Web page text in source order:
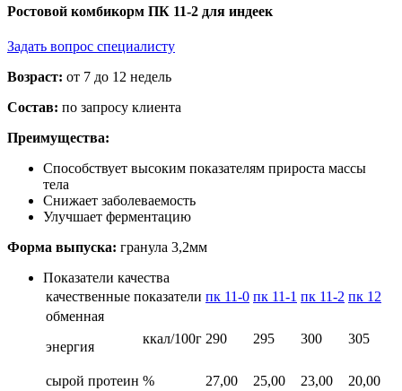
Ростовой комбикорм ПК 11-2 для индеек
Задать вопрос специалисту
Возраст: от 7 до 12 недель
Состав: по запросу клиента
Преимущества:
Способствует высоким показателям прироста массы
тела
Снижает заболеваемость
Улучшает ферментацию
Форма выпуска: гранула 3,2мм
Показатели качества
качественные показатели пк 11-0 пк 11-1 пк 11-2 пк 12
обменная
энергия
ккал/100г 290 295 300 305
сырой протеин % 27,00 25,00 23,00
20,00